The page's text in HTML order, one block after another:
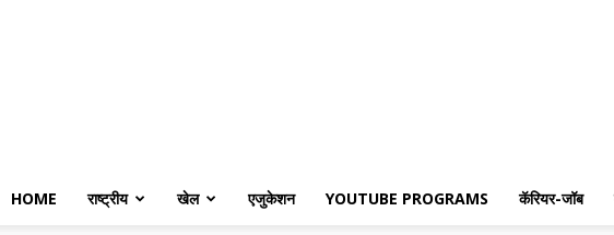
HOME राष्ट्रीय खेल एजुकेशन YOUTUBE PROGRAMS कॅरियर-जॉब